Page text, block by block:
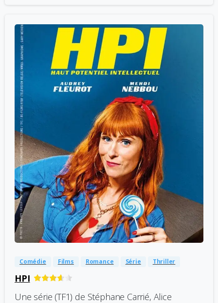
0 -
Comédie Films Romance Série Thriller
HPI
Une série (TF1) de Stéphane Carrié, Alice